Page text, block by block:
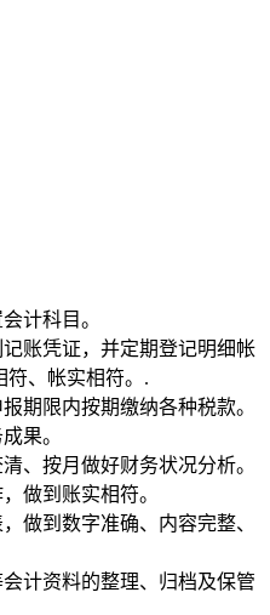
计科目。
账凭证，并定期登记明细帐
符、帐实相符。.
期限内按期缴纳各种税款。
果。
、按月做好财务状况分析。
做到账实相符。
做到数字准确、内容完整、
计资料的整理、归档及保管